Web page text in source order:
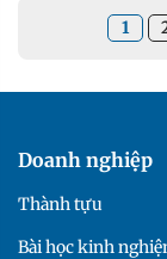
1
Doanh nghiệp
Thành tựu
Bài học kinh